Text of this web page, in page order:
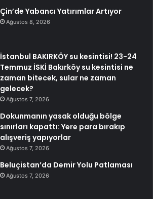
Çin’de Yabancı Yatırımlar Artıyor
Ağustos 8, 2026
İstanbul BAKIRKÖY su kesintisi! 23-24
Temmuz İSKİ Bakırköy su kesintisi ne
zaman bitecek, sular ne zaman
gelecek?
Ağustos 7, 2026
Dokunmanın yasak olduğu bölge
sınırları kapattı: Yere para bırakıp
alışveriş yapıyorlar
Ağustos 7, 2026
Beluçistan’da Demir Yolu Patlaması
Ağustos 7, 2026